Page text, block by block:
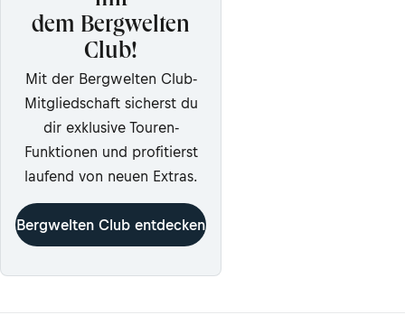
dem Bergwelten
Club!
Mit der Bergwelten Club-
Mitgliedschaft sicherst du
dir exklusive Touren-
Funktionen und profitierst
laufend von neuen Extras.
Bergwelten Club entdecken